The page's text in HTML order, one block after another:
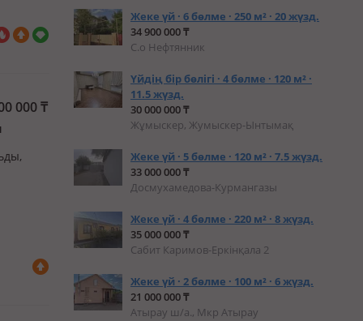
000₸
Жеке үй · 6 бөлме · 250 м² · 20 жүзд.
34 900 000 ₸
С.о Нефтянник
Үйдің бір бөлігі · 4 бөлме · 120 м² ·
11.5 жүзд.
30 000 000 ₸
Жұмыскер, Жумыскер-Ынтымақ
Жеке үй · 5 бөлме · 120 м² · 7.5 жүзд.
33 000 000 ₸
Досмухамедова-Курмангазы
Жеке үй · 4 бөлме · 220 м² · 8 жүзд.
35 000 000 ₸
Сабит Каримов-Еркінқала 2
Жеке үй · 2 бөлме · 100 м² · 6 жүзд.
21 000 000 ₸
Атырау ш/а., Мкр Атырау